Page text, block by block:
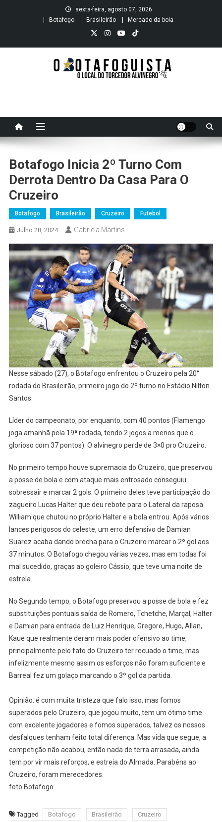
sexta-feira, agosto 07, 2026
Botafogo
Brasileirão Mercado da bola
Botafogo Inicia 2º Turno Com
Derrota Dentro Da Casa Para O
Cruzeiro
Botafogo Brasileirão Cruzeiro Futebol
Julho 28, 2024 Gabriela Martins
Nesse sábado (27), o Botafogo enfrentou o Cruzeiro pela 20°
rodada do Brasileirão, primeiro jogo do 2º turno no Estádio Nilton
Santos.
Líder do campeonato, por enquanto, com 40 pontos (Flamengo
joga amanhã pela 19ª rodada, tendo 2 jogos a menos que o
glorioso com 37 pontos). O alvinegro perde de 3×0 pro Cruzeiro.
No primeiro tempo houve supremacia do Cruzeiro, que preservou
a posse de bola e com ataque mais entrosado conseguiu
sobressair e marcar 2 gols. O primeiro deles teve participação do
zagueiro Lucas Halter que deu rebote para o Lateral da raposa
William que chutou no próprio Halter e a bola entrou. Após vários
lances perigosos do celeste, um erro defensivo de Damian
Suarez acaba dando brecha para o Cruzeiro marcar o 2º gol aos
37 minutos. O Botafogo chegou várias vezes, mas em todas foi
mal sucedido, graças ao goleiro Cássio, que teve uma noite de
estrela.
No Segundo tempo, o Botafogo preservou a posse de bola e fez
substituições pontuais saída de Romero, Tchetche, Marçal, Halter
e Damian para entrada de Luiz Henrique, Gregore, Hugo, Allan,
Kaue que realmente deram mais poder ofensivo ao time,
principalmente pelo fato do Cruzeiro ter recuado o time, mas
infelizmente mesmo assim os esforços não foram suficiente e
Barreal fez um golaço marcando o 3º gol da partida.
Opinião: é com muita tristeza que falo isso, mas fomos
superados pelo Cruzeiro, que jogou muito, tem um ótimo time
com excelente jogadores e fomos superados, talvez os nossos
desfalques tenham feito total diferença. Mas vida que segue, a
competição não acabou, então nada de terra arrasada, ainda
tem por vir mais reforços, e estreia do Almada. Parabéns ao
Cruzeiro, foram merecedores.
foto:Botafogo
Tagged Botafogo Brasileirão
Cruzeiro